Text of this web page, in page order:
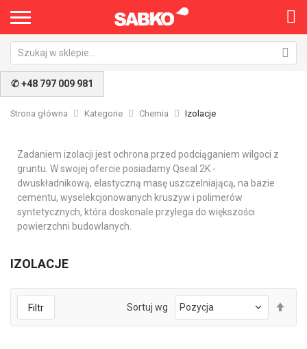
✆ +48 797 009 981
Strona główna Kategorie Chemia Izolacje
Zadaniem izolacji jest ochrona przed podciąganiem wilgoci z
gruntu. W swojej ofercie posiadamy Qseal 2K -
dwuskładnikową, elastyczną masę uszczelniającą, na bazie
cementu, wyselekcjonowanych kruszyw i polimerów
syntetycznych, która doskonale przylega do większości
powierzchni budowlanych.
IZOLACJE
Filtr Sortuj wg